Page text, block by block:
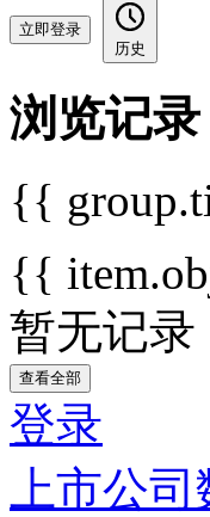
立即登录
历史
浏览记录
{{
{{
暂无记录
查看全部
登录
上市公